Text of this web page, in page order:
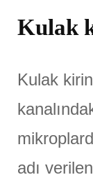
Kulak
Kulak
adı